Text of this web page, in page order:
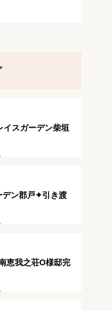
イスガーデン柴垣
ン郡戸✦引き渡
恵我之荘O様邸完